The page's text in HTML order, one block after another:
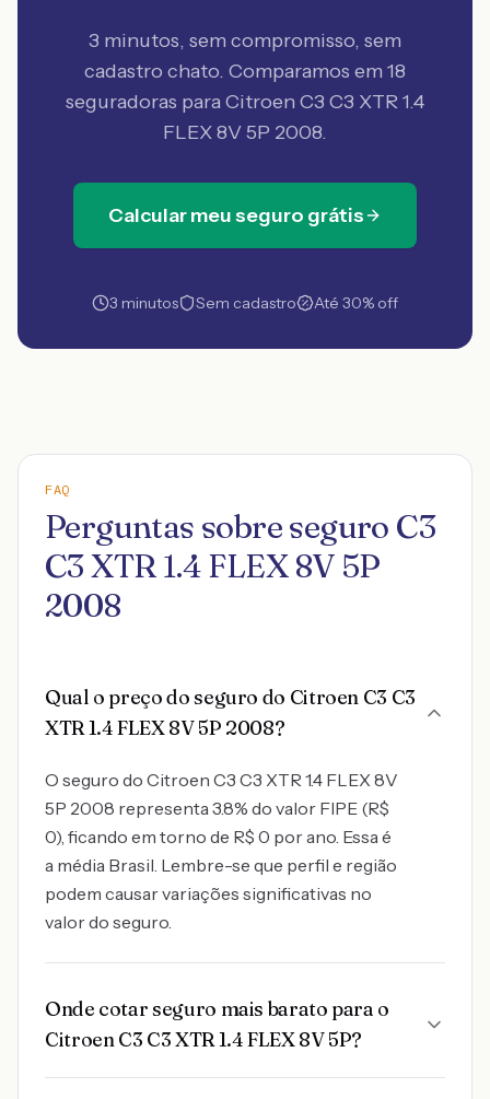
3 minutos, sem compromisso, sem
cadastro chato. Comparamos em 18
seguradoras para Citroen C3 C3 XTR 1.4
FLEX 8V 5P 2008.
Calcular meu seguro grátis
3 minutos Sem cadastro Até 30% off
FAQ
Perguntas sobre seguro C3
C3 XTR 1.4 FLEX 8V 5P
2008
Qual o preço do seguro do Citroen C3 C3
XTR 1.4 FLEX 8V 5P 2008?
O seguro do Citroen C3 C3 XTR 1.4 FLEX 8V
5P 2008 representa 3.8% do valor FIPE (R$
0), ficando em torno de R$ 0 por ano. Essa é
a média Brasil. Lembre-se que perfil e região
podem causar variações significativas no
valor do seguro.
Onde cotar seguro mais barato para o
Citroen C3 C3 XTR 1.4 FLEX 8V 5P?